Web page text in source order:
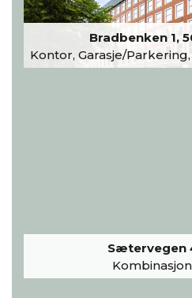
Bradbenken 1,
Kontor, Garasje/Parkering, Serveringslokale/
Sætervegen